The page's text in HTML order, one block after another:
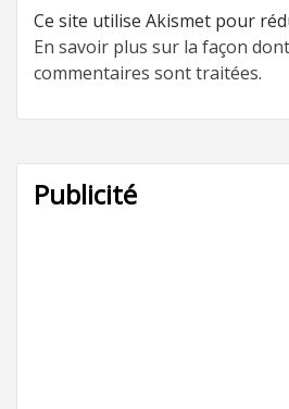
Ce site utilise Akismet pour
En savoir plus sur la façon
commentaires sont traitées.
Publicité